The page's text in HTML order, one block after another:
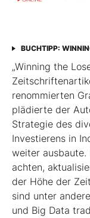
BUCHTIPP:
„Winning the
renommierten
plädierte der
Strategie des
Investierens in
weiter ausbaute.
achten,
der Höhe der
sind unter
und Big Data